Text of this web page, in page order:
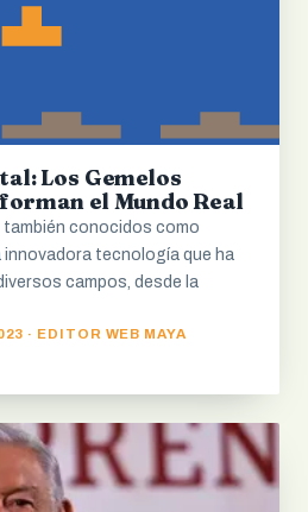
Los Gemelos
el Mundo Real
conocidos como
tecnología que ha
campos, desde la
· EDITOR WEB MAYA